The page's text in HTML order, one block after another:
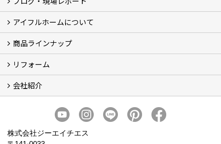
商品ラインナップ
リフォーム
まるごと断熱リフォーム
イベント情報
施工事例
会社紹介
会社概要
スタッフ紹介
個人情報保護方針
株式会社ジーエイチエス
〒141-0033
東京都品川区西品川1-1-1 大崎ガーデンタワー
050ｰ1791ｰ2204
＜営業時間＞9:00～17:00